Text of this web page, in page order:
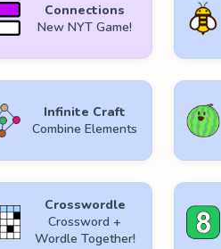
Connections
New NYT Game!
Infinite Craft
Combine Elements
Crosswordle
Crossword +
Wordle Together!